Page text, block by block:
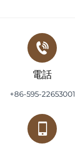
電話
+86-595-22653001